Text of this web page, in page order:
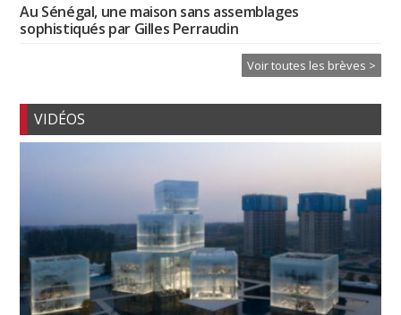
Au Sénégal, une maison sans assemblages
sophistiqués par Gilles Perraudin
Voir toutes les brèves >
VIDÉOS